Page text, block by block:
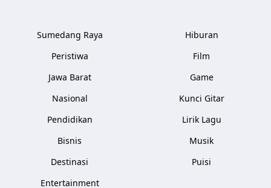
Sumedang Raya
Peristiwa
Jawa Barat
Nasional
Pendidikan
Bisnis
Destinasi
Entertainment
Hiburan
Film
Game
Kunci Gitar
Lirik Lagu
Musik
Puisi